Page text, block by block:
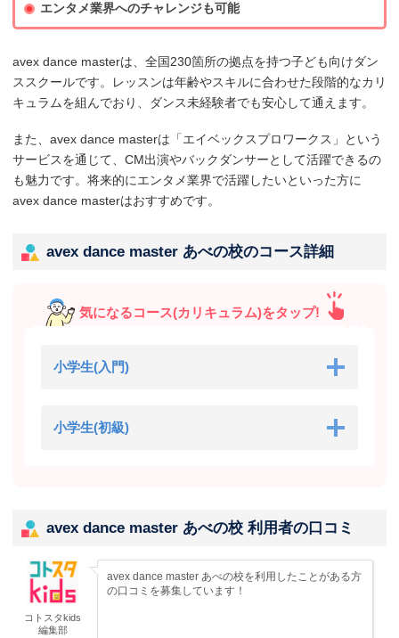
エンタメ業界へのチャレンジも可能
avex dance masterは、全国230箇所の拠点を持つ子ども向けダン
ススクールです。レッスンは年齢やスキルに合わせた段階的なカリ
キュラムを組んでおり、ダンス未経験者でも安心して通えます。
また、avex dance masterは「エイベックスプロワークス」という
サービスを通じて、CM出演やバックダンサーとして活躍できるの
も魅力です。将来的にエンタメ業界で活躍したいといった方に
avex dance masterはおすすめです。
avex dance master あべの校のコース詳細
気になるコース(カリキュラム)をタップ!
小学生(入門)
小学生(初級)
avex dance master あべの校 利用者の口コミ
コトスタkids
編集部
avex dance master あべの校を利用したことがある方
の口コミを募集しています！